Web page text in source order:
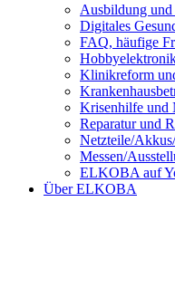
Ausbildung
Digitales
FAQ, häufige
Klinikreform
Krisenhilfe und
Reparatur und
Netzteile/
Messen/
ELKOBA auf
Über ELKOBA